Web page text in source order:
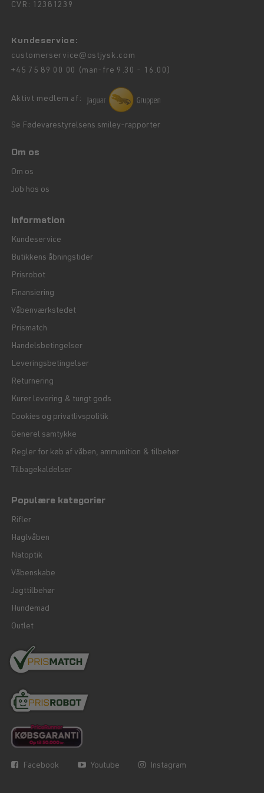
CVR: 12381239
Kundeservice:
customerservice@ostjysk.com
+45 75 89 00 00 (man-fre 9.30 - 16.00)
Aktivt medlem af:
Se Fødevarestyrelsens smiley-rapporter
Om os
Om os
Job hos os
Information
Kundeservice
Butikkens åbningstider
Prisrobot
Finansiering
Våbenværkstedet
Prismatch
Handelsbetingelser
Leveringsbetingelser
Returnering
Kurer levering & tungt gods
Cookies og privatlivspolitik
Generel samtykke
Regler for køb af våben, ammunition & tilbehør
Tilbagekaldelser
Populære kategorier
Rifler
Haglvåben
Natoptik
Våbenskabe
Jagttilbehør
Hundemad
Outlet
Facebook Youtube Instagram